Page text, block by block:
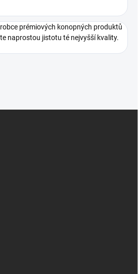
prémiových konopných produktů
naprostou jistotu té nejvyšší kvality.